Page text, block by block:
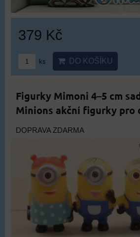
379 Kč
ks DO KOŠÍKU
Figurky Mimoni 4–5 cm
Minions akční figurky pro
DOPRAVA ZDARMA